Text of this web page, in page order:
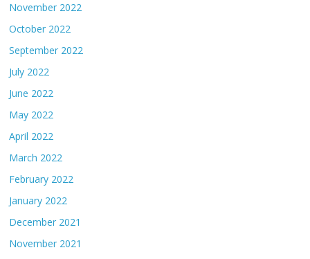
November 2022
October 2022
September 2022
July 2022
June 2022
May 2022
April 2022
March 2022
February 2022
January 2022
December 2021
November 2021